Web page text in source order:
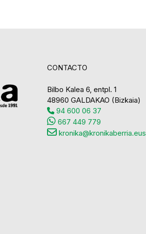
CONTACTO
Bilbo Kalea 6, entpl. 1
48960 GALDAKAO (Bizkaia)
94 600 06 37
667 449 779
kronika@kronikaberria.eus